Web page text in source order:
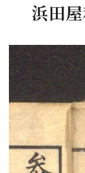
浜田
+
-
7/25